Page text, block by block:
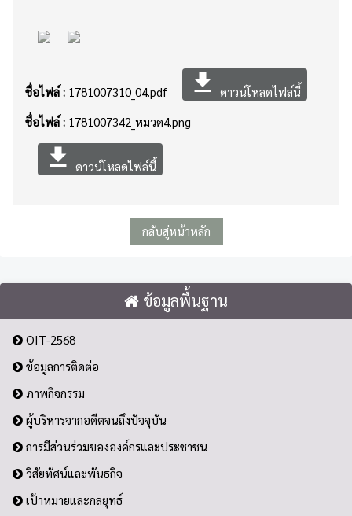
ชื่อไฟล์ : 1781007310_04.pdf file_download ดาวน์โหลดไฟล์นี้
ชื่อไฟล์ : 1781007342_หมวด4.png
file_download ดาวน์โหลดไฟล์นี้
กลับสู่หน้าหลัก
ข้อมูลพื้นฐาน
OIT-2568
ข้อมูลการติดต่อ
ภาพกิจกรรม
ผู้บริหารจากอดีตจนถึงปัจจุบัน
การมีส่วนร่วมขององค์กรและประชาชน
วิสัยทัศน์และพันธกิจ
เป้าหมายและกลยุทธ์